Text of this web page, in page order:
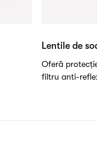
Lentile de
Oferă
filtru anti-